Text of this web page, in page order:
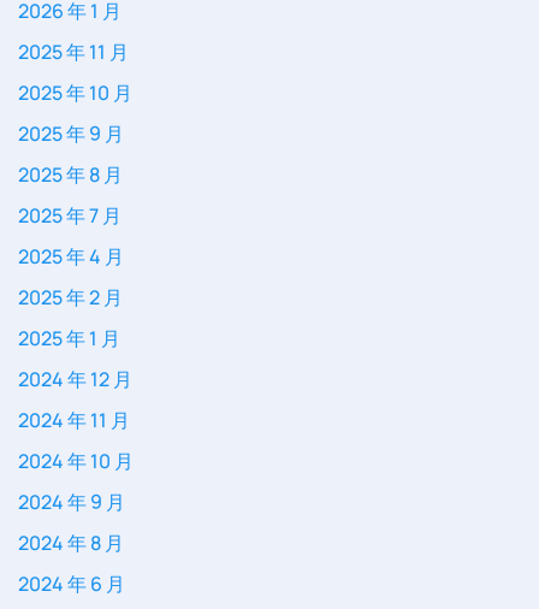
2026 年 1 月
2025 年 11 月
2025 年 10 月
2025 年 9 月
2025 年 8 月
2025 年 7 月
2025 年 4 月
2025 年 2 月
2025 年 1 月
2024 年 12 月
2024 年 11 月
2024 年 10 月
2024 年 9 月
2024 年 8 月
2024 年 6 月